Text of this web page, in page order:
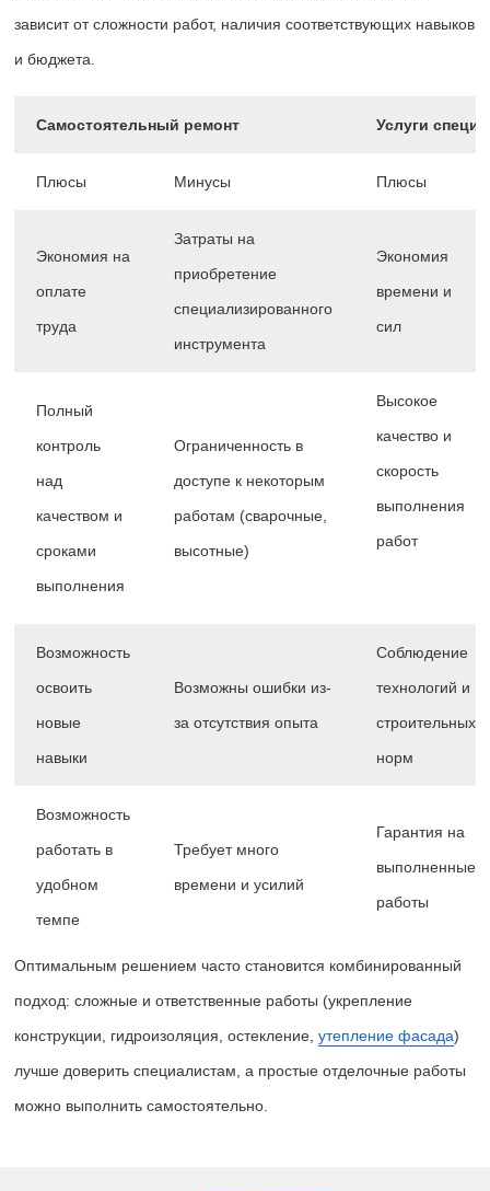
зависит от сложности работ, наличия соответствующих навыков
и бюджета.
Самостоятельный ремонт Услуги
Плюсы Минусы Плюсы
Экономия на
оплате
труда
Затраты на
приобретение
специализированного
инструмента
Экономия
времени и
сил
Полный
контроль
над
качеством и
сроками
выполнения
Ограниченность в
доступе к некоторым
работам (сварочные,
высотные)
Высокое
качество и
скорость
выполнения
работ
Возможность
освоить
новые
навыки
Возможны ошибки из-
за отсутствия опыта
Соблюдение
технологий и
строительных
норм
Возможность
работать в
удобном
темпе
Требует много
времени и усилий
Гарантия на
выполненные
работы
Оптимальным решением часто становится комбинированный
подход: сложные и ответственные работы (укрепление
конструкции, гидроизоляция, остекление, утепление фасада)
лучше доверить специалистам, а простые отделочные работы
можно выполнить самостоятельно.